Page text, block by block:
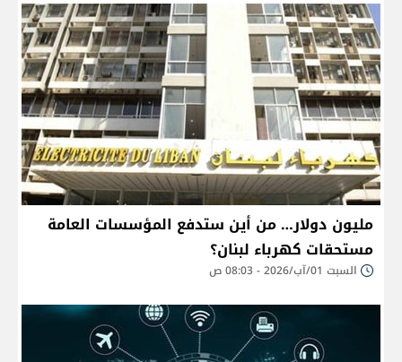
مليون دولار… من أين ستدفع المؤسسات العامة
مستحقات كهرباء لبنان؟
السبت 01/آب/2026 - 08:03 ص